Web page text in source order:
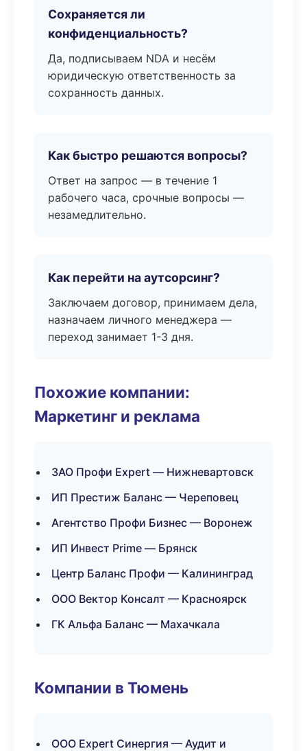
Сохраняется ли
конфиденциальность?
Да, подписываем NDA и несём
юридическую ответственность за
сохранность данных.
Как быстро решаются вопросы?
Ответ на запрос — в течение 1
рабочего часа, срочные вопросы —
незамедлительно.
Как перейти на аутсорсинг?
Заключаем договор, принимаем дела,
назначаем личного менеджера —
переход занимает 1-3 дня.
Похожие компании:
Маркетинг и реклама
ЗАО Профи Expert — Нижневартовск
ИП Престиж Баланс — Череповец
Агентство Профи Бизнес — Воронеж
ИП Инвест Prime — Брянск
Центр Баланс Профи — Калининград
ООО Вектор Консалт — Красноярск
ГК Альфа Баланс — Махачкала
Компании в Тюмень
ООО Expert Синергия — Аудит и